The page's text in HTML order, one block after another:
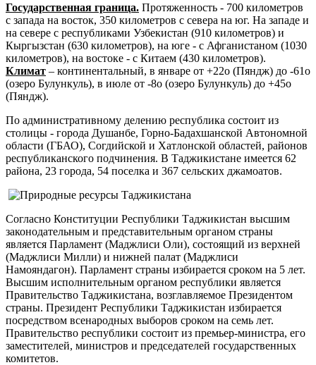
Государственная граница. Протяженность - 700 километров
с запада на восток, 350 километров с севера на юг. На западе и
на севере с республиками Узбекистан (910 километров) и
Кыргызстан (630 километров), на юге - с Афганистаном (1030
километров), на востоке - с Китаем (430 километров).
Климат – континентальный, в январе от +22o (Пяндж) до -61o
(озеро Булункуль), в июле от -8o (озеро Булункуль) до +45o
(Пяндж).
По административному делению республика состоит из
столицы - города Душанбе, Горно-Бадахшанской Автономной
области (ГБАО), Согдийской и Хатлонской областей, районов
республиканского подчинения. В Таджикистане имеется 62
района, 23 города, 54 поселка и 367 сельских джамоатов.
Согласно Конституции Республики Таджикистан высшим
законодательным и представительным органом страны
является Парламент (Маджлиси Оли), состоящий из верхней
(Маджлиси Милли) и нижней палат (Маджлиси
Намояндагон). Парламент страны избирается сроком на 5 лет.
Высшим исполнительным органом республики является
Правительство Таджикистана, возглавляемое Президентом
страны. Президент Республики Таджикистан избирается
посредством всенародных выборов сроком на семь лет.
Правительство республики состоит из премьер-министра, его
заместителей, министров и председателей государственных
комитетов.